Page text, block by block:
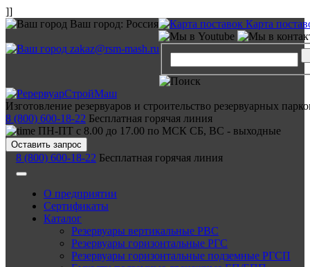
]]
Ваш город: Россия Карта
zakaz@rsm-mash.ru
Изготовление резервуаров и строительство резервуарных
8 (800) 600-18-22 Бесплатная горячая линия
ПН-ПТ с 8.00 до 17.00 по МСК СБ, ВС - выходные
Оставить запрос
8 (800) 600-18-22 Бесплатная горячая линия
О предприятии
Сертификаты
Каталог
Резервуары вертикальные РВС
Резервуары горизонтальные РГС
Резервуары горизонтальные подземные РГСП